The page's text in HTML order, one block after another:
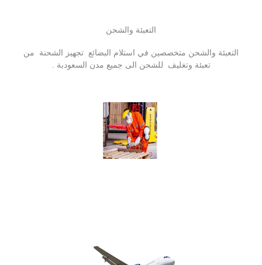
التعبئة والشحن
التعبئة والشحن متخصصين في استلام البضائع تجهيز الشحنة من
تعبئة وتغليف للشحن الى جميع مدن السعودبة .